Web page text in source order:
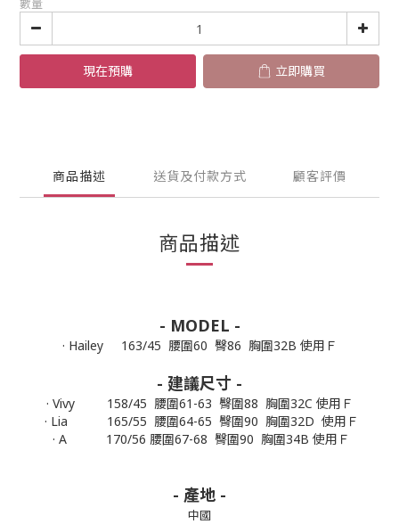
數量
現在預購 立即購買
商品描述 送貨及付款方式 顧客評價
商品描述
- MODEL -
· Hailey 163/45 腰圍60 臀86 胸圍32B 使用Ｆ
- 建議尺寸 -
· Vivy 158/45 腰圍61-63 臀圍88 胸圍32C 使用Ｆ
· Lia 165/55 腰圍64-65 臀圍90 胸圍32D 使用Ｆ
· A
170/56 腰圍67-68 臀圍90 胸圍34B 使用Ｆ
- 產地 -
中國